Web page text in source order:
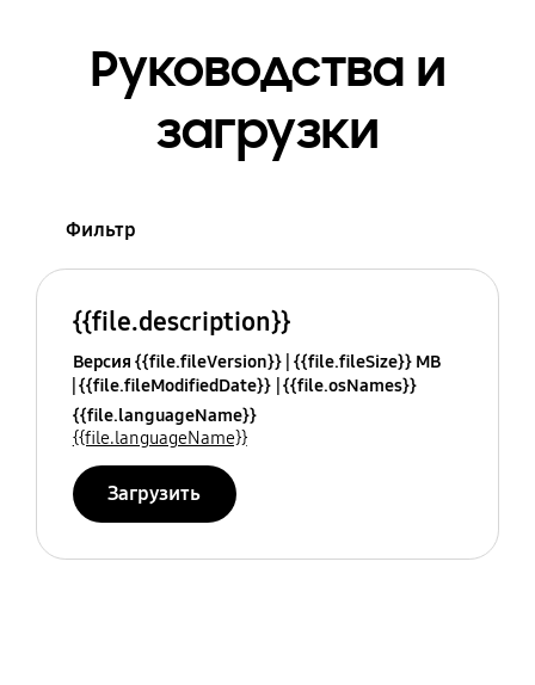
Руководства и
загрузки
Фильтр
{{file.description}}
Версия {{file.fileVersion}} {{file.fileSize}} MB
{{file.fileModifiedDate}} {{file.osNames}}
{{file.languageName}}
{{file.languageName}}
Загрузить